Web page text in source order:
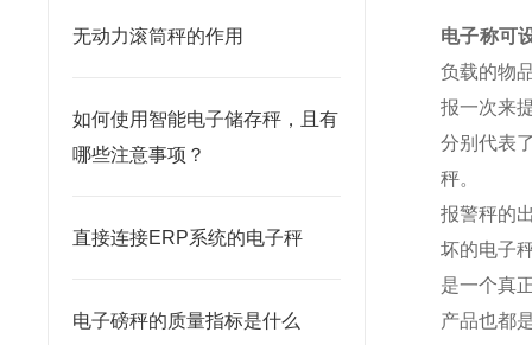
无动力滚筒秤的作用
如何使用智能电子储存秤，且有
哪些注意事项？
直接连接ERP系统的电子秤
电子磅秤的质量指标是什么
电子称可
负载的物
报一次来
分别代表
秤。
报警秤的
坏的电子
是一个真
产品也都